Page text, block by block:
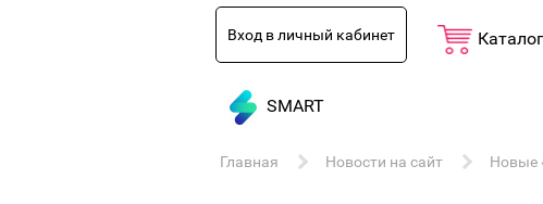
Вход в личный кабинет
SMART
Главная Новости на сайт Новые